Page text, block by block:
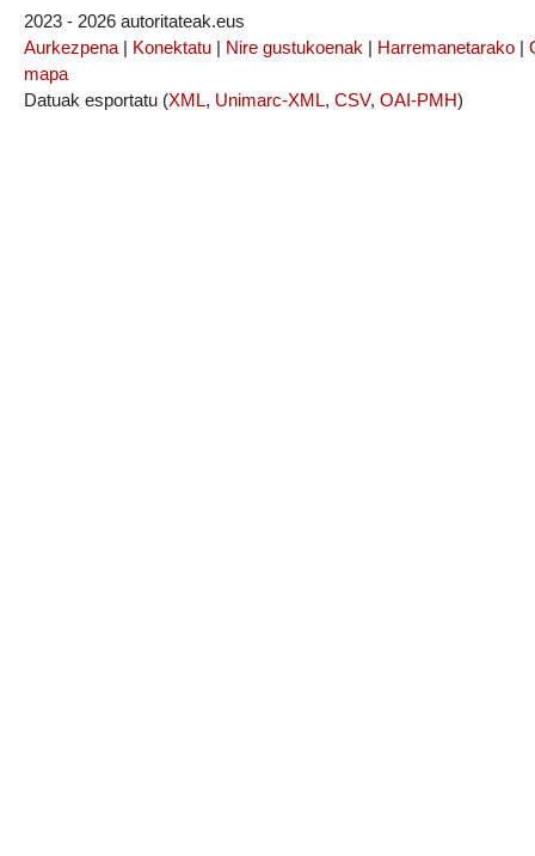
2023 - 2026 autoritateak.eus
Aurkezpena | Konektatu | Nire gustukoenak | Harremanetarako |
mapa
Datuak esportatu (XML, Unimarc-XML, CSV, OAI-PMH)